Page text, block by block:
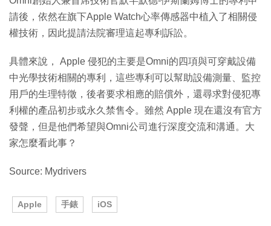
請後，依然在旗下Apple Watch心率傳感器中植入了相關侵
權技術，因此提請法院審理這起專利訴訟。
具體來說， Apple 侵犯的主要是Omni的四項與可穿戴設備
中光學技術相關的專利，這些專利可以幫助設備測量、監控
用戶的生理特徵，後者要求相應的賠償外，還尋求對侵犯專
利權的產品初步或永久禁售令。雖然 Apple 現在還沒有官方
發聲，但是他們希望與Omni公司進行深度交流和溝通。大
家怎麼看此事？
Source: Mydrivers
Apple 手錶 iOS